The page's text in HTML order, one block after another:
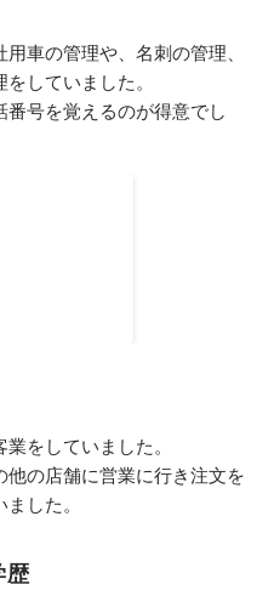
車の管理や、名刺の管理、
していました。
号を覚えるのが得意でし
をしていました。
他の店舗に営業に行き注文を
した。
歴